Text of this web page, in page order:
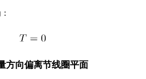
方向偏离节线圈平面